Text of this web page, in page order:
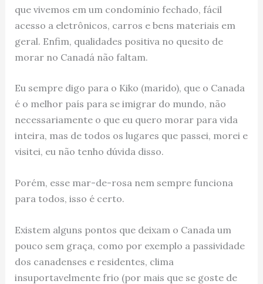
que vivemos em um condomínio fechado, fácil
acesso a eletrônicos, carros e bens materiais em
geral. Enfim, qualidades positiva no quesito de
morar no Canadá não faltam.
Eu sempre digo para o Kiko (marido), que o Canada
é o melhor país para se imigrar do mundo, não
necessariamente o que eu quero morar para vida
inteira, mas de todos os lugares que passei, morei e
visitei, eu não tenho dúvida disso.
Porém, esse mar-de-rosa nem sempre funciona
para todos, isso é certo.
Existem alguns pontos que deixam o Canada um
pouco sem graça, como por exemplo a passividade
dos canadenses e residentes, clima
insuportavelmente frio (por mais que se goste de